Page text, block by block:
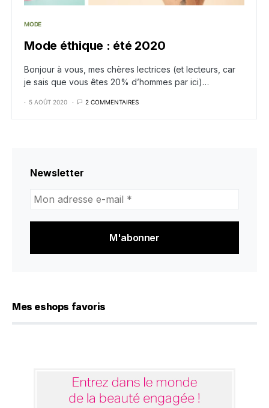
MODE
Mode éthique : été 2020
Bonjour à vous, mes chères lectrices (et lecteurs, car
je sais que vous êtes 20% d’hommes par ici)…
5 AOÛT 2020 2 COMMENTAIRES
Newsletter
adresse
mail
Mes eshops favoris